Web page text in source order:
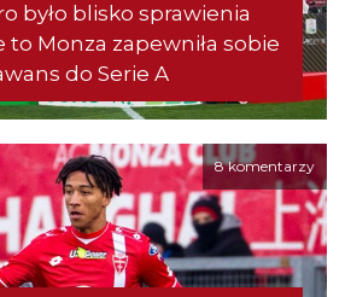
było blisko sprawienia
to Monza zapewniła sobie
do Serie A
8 komentarzy